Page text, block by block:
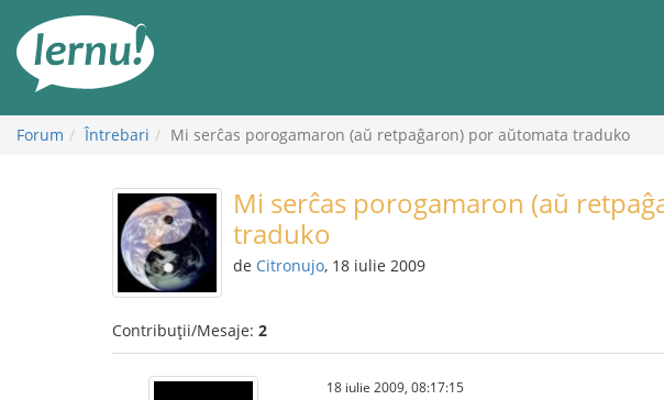
conținut
Forum Întrebari Mi serĉas porogamaron (aŭ retpaĝaron) por aŭtomata traduko
Mi serĉas porogamaron (aŭ
traduko
de Citronujo, 18 iulie 2009
Contribuții/Mesaje: 2
18 iulie 2009, 08:17:15